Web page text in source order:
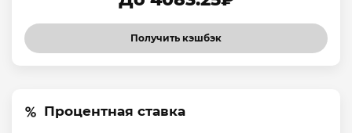
Получить кэшбэк
Процентная ставка